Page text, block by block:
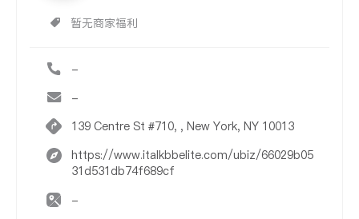
暂无商家福利
-
-
139 Centre St #710, , New York, NY 10013
https://www.italkbbelite.com/ubiz/66029b05
31d531db74f689cf
-